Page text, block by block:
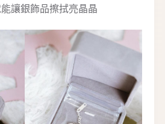
讓銀飾品擦拭亮晶晶